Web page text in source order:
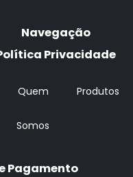
Navegação
Privacidade
Quem
Somos
Produtos
Pagamento